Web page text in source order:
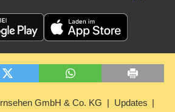
GmbH & Co. KG Updates